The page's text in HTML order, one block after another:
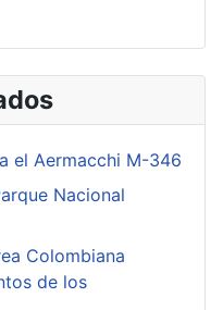
el Aermacchi M-346
Nacional
Colombiana
de los